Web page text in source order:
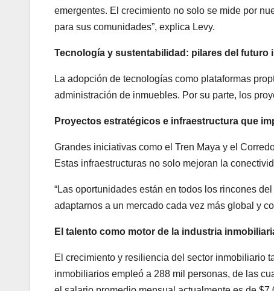
emergentes. El crecimiento no solo se mide por
para sus comunidades”, explica Levy.
Tecnología y sustentabilidad: pilares del futuro
La adopción de tecnologías como plataformas
administración de inmuebles. Por su parte, los
Proyectos estratégicos e infraestructura que
Grandes iniciativas como el Tren Maya y el
Estas infraestructuras no solo mejoran la
“Las oportunidades están en todos los rincones
adaptarnos a un mercado cada vez más global y
El talento como motor de la industria
El crecimiento y resiliencia del sector inmobiliario
inmobiliarios empleó a 288 mil personas, de las